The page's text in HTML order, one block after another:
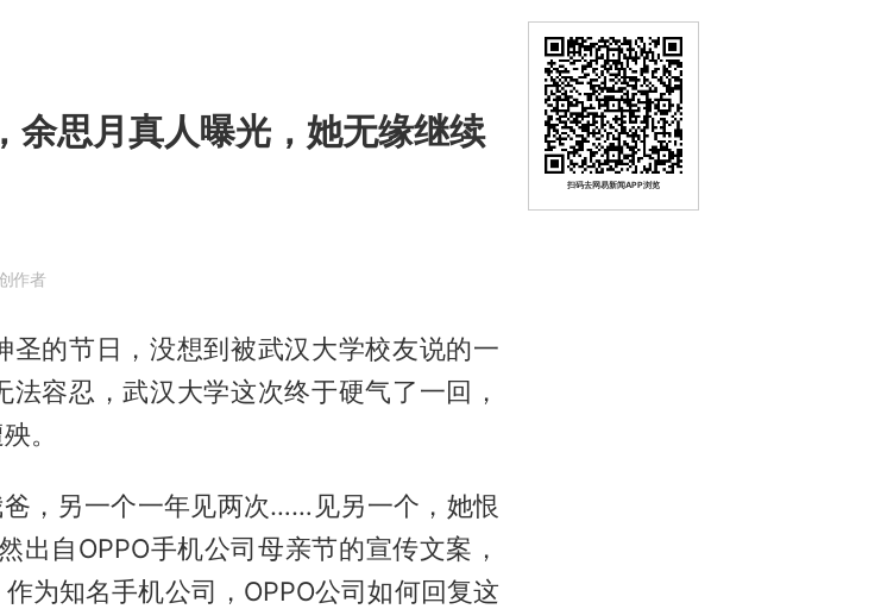
余思月真人曝光，她无缘继续
作者
圣的节日，没想到被武汉大学校友说的一
容忍，武汉大学这次终于硬气了一回，
。
爸，另一个一年见两次……见另一个，她恨
出自OPPO手机公司母亲节的宣传文案，
为知名手机公司，OPPO公司如何回复这
扫码去网易新闻APP浏览